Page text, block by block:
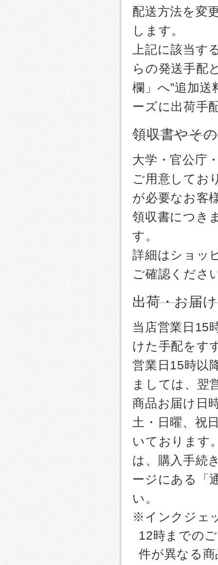
配送方法を変
します。
上記に該当
らの発送手配
欄」へ”追加
ーズに出荷手
領収書やそ
大学・官公庁
ご用意してお
が必要なお客
領収書につき
す。
詳細はショッ
ご確認くださ
出荷・お届
当店営業日15
けた手配をす
営業日15時以
ましては、翌
商品お届け日
土・日曜、祝
いております
は、購入手続
ージにある「
い。
※インクジェ
12時までの
件が異なる